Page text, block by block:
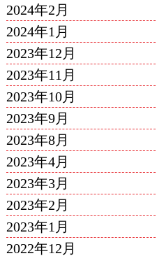
2024年2月
2024年1月
2023年12月
2023年11月
2023年10月
2023年9月
2023年8月
2023年4月
2023年3月
2023年2月
2023年1月
2022年12月